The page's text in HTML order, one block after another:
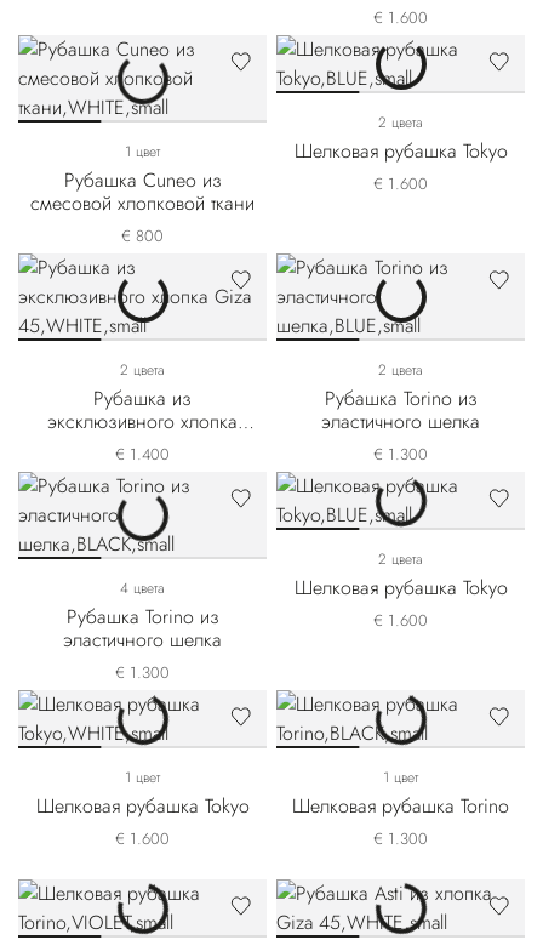
€ 1.600
1 цвет
Рубашка Cuneo из
смесовой хлопковой ткани
€ 800
2 цвета
Шелковая рубашка Tokyo
€ 1.600
2 цвета
Рубашка из
эксклюзивного хлопка
Giza 45
€ 1.400
2 цвета
Рубашка Torino из
эластичного шелка
€ 1.300
4 цвета
Рубашка Torino из
эластичного шелка
€ 1.300
2 цвета
Шелковая рубашка Tokyo
€ 1.600
1 цвет
Шелковая рубашка Tokyo
€ 1.600
1 цвет
Шелковая рубашка Torino
€ 1.300